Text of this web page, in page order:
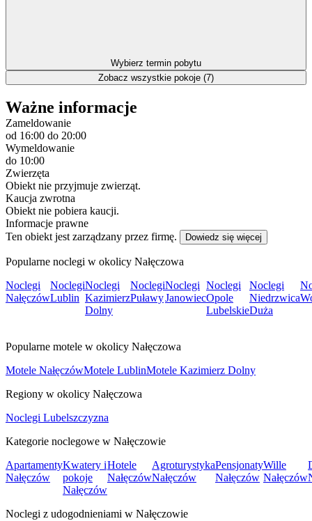
Wybierz termin pobytu
Zobacz wszystkie pokoje (7)
Ważne informacje
Zameldowanie
od 16:00 do 20:00
Wymeldowanie
do 10:00
Zwierzęta
Obiekt nie przyjmuje zwierząt.
Kaucja zwrotna
Obiekt nie pobiera kaucji.
Informacje prawne
Ten obiekt jest zarządzany przez firmę.
Dowiedz się więcej
Popularne noclegi w okolicy Nałęczowa
Noclegi
Nałęczów
Noclegi
Lublin
Noclegi
Kazimierz
Dolny
Noclegi
Puławy
Noclegi
Janowiec
Noclegi
Opole
Lubelskie
Noclegi
Niedrzwica
Duża
Popularne motele w okolicy Nałęczowa
Motele NałęczówMotele LublinMotele Kazimierz Dolny
Regiony w okolicy Nałęczowa
Noclegi Lubelszczyzna
Kategorie noclegowe w Nałęczowie
Apartamenty
Nałęczów
Kwatery i
pokoje
Nałęczów
Hotele
Nałęczów
Agroturystyka
Nałęczów
Pensjonaty
Nałęczów
Wille
Nałęczów
Noclegi z udogodnieniami w Nałęczowie